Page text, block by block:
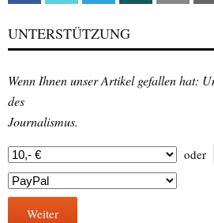
UNTERSTÜTZUNG
Wenn Ihnen unser Artikel gefallen hat:
des
Journalismus.
oder
Weiter